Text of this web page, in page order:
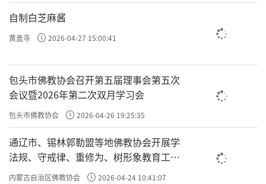
自制白芝麻酱
黄盖寺 2026-04-27 15:00:41
包头市佛教协会召开第五届理事会第五次
会议暨2026年第二次双月学习会
包头市佛教协会 2026-04-26 19:25:35
通辽市、锡林郭勒盟等地佛教协会开展学
法规、守戒律、重修为、树形象教育工作
专题学习会
内蒙古自治区佛教协会 2026-04-24 10:41:07